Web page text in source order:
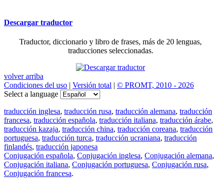
Descargar traductor
Traductor, diccionario y libro de frases, más de 20 lenguas,
traducciones seleccionadas.
volver arriba
Condiciones del uso | Versión total | © PROMT, 2010 - 2026
Select a language
traducción inglesa, traducción rusa, traducción alemana, traducción
francesa, traducción española, traducción italiana, traducción árabe,
traducción kazaja, traducción china, traducción coreana, traducción
portuguesa, traducción turca, traducción ucraniana, traducción
finlandés, traducción japonesa
Conjugación española, Conjugación inglesa, Conjugación alemana,
Conjugación italiana, Conjugación portuguesa, Conjugación rusa,
Conjugación francesa.